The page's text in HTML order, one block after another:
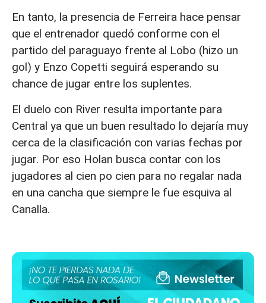
En tanto, la presencia de Ferreira hace pensar
que el entrenador quedó conforme con el
partido del paraguayo frente al Lobo (hizo un
gol) y Enzo Copetti seguirá esperando su
chance de jugar entre los suplentes.
El duelo con River resulta importante para
Central ya que un buen resultado lo dejaría muy
cerca de la clasificación con varias fechas por
jugar. Por eso Holan busca contar con los
jugadores al cien po cien para no regalar nada
en una cancha que siempre le fue esquiva al
Canalla.